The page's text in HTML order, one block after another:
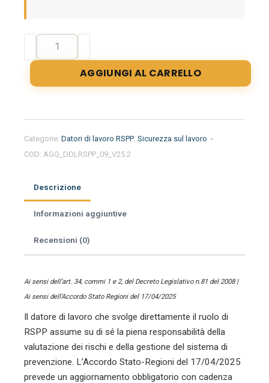
Aggiornamento
formazione
per
datori
RSPP.
novità
dell'Accordo
Regioni
2025
della
A
Lorenzo
Fantini
quantità
AGGIUNGI AL CARRELLO
Categorie: Datori di lavoro RSPP, Sicurezza sul lavoro
COD: AGG_DDLRSPP_09_V25.2
Descrizione
Informazioni aggiuntive
Recensioni (0)
Ai sensi dell’art. 34, commi 1 e 2, del Decreto Legislativo n.81 del 2008 |
Ai sensi dell’Accordo Stato Regioni del 17/04/2025
Il datore di lavoro che svolge direttamente il ruolo di
RSPP assume su di sé la piena responsabilità della
valutazione dei rischi e della gestione del sistema di
prevenzione. L’Accordo Stato-Regioni del 17/04/2025
prevede un aggiornamento obbligatorio con cadenza